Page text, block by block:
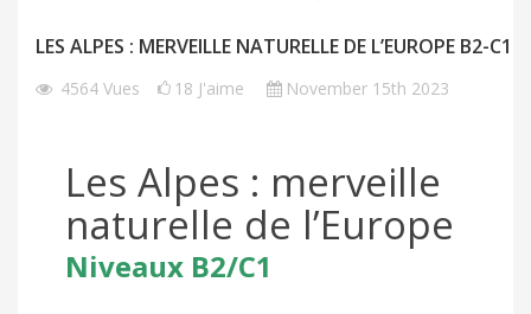
LES ALPES : MERVEILLE NATURELLE DE L’EUROPE B2-C1
4564 Vues 18 J'aime November 15th 2023
Les Alpes : merveille
naturelle de l’Europe
Niveaux B2/C1